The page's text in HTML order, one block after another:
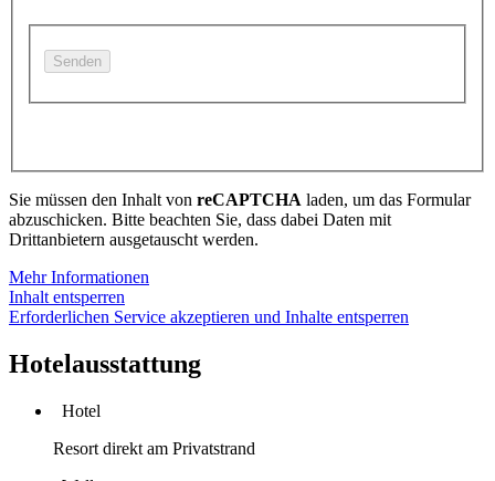
Sie müssen den Inhalt von reCAPTCHA laden, um das Formular
abzuschicken. Bitte beachten Sie, dass dabei Daten mit
Drittanbietern ausgetauscht werden.
Mehr Informationen
Inhalt entsperren
Erforderlichen Service akzeptieren und Inhalte entsperren
Hotelausstattung
Hotel
Resort direkt am Privatstrand